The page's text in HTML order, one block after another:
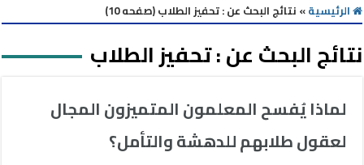
الرئيسية» نتائج البحث عن : تحفيز الطلاب (صفحه 10)
نتائج البحث عن :تحفيز الطلاب
لماذا يُفسح المعلمون المتميزون المجال
لعقول طلابهم للدهشة والتأمل؟